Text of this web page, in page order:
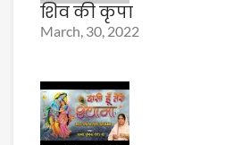
शिव की कृपा
March, 30, 2022